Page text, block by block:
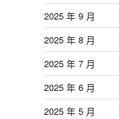
2025 年 9 月
2025 年 8 月
2025 年 7 月
2025 年 6 月
2025 年 5 月